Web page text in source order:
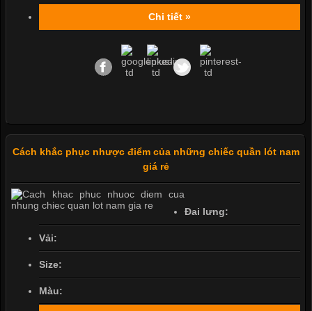
Chi tiết »
Cách khắc phục nhược điểm của những chiếc quần lót nam
giá rẻ
Đai lưng:
Vải:
Size:
Màu: